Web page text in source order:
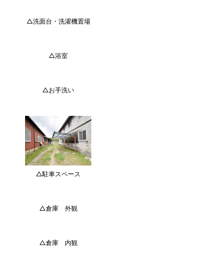
△洗面台・洗濯機置場
△浴室
△お手洗い
△駐車スペース
△倉庫 外観
△倉庫 内観